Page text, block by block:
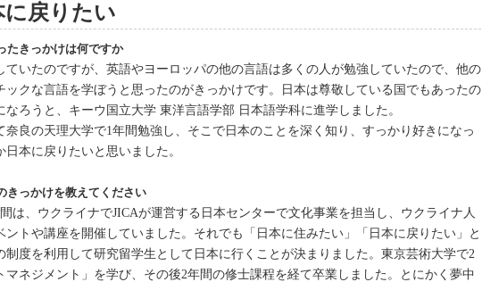
戻りたい
たきっかけは何ですか
ていたのですが、英語やヨーロッパの他の言語は多くの人が勉強していたので、他の
ックな言語を学ぼうと思ったのがきっかけです。日本は尊敬している国でもあったの
ろうと、キーウ国立大学 東洋言語学部 日本語学科に進学しました。
奈良の天理大学で1年間勉強し、そこで日本のことを深く知り、すっかり好きになっ
本に戻りたいと思いました。
っかけを教えてください
は、ウクライナでJICAが運営する日本センターで文化事業を担当し、ウクライナ人
ントや講座を開催していました。それでも「日本に住みたい」「日本に戻りたい」と
制度を利用して研究留学生として日本に行くことが決まりました。東京芸術大学で2
マネジメント」を学び、その後2年間の修士課程を経て卒業しました。とにかく夢中